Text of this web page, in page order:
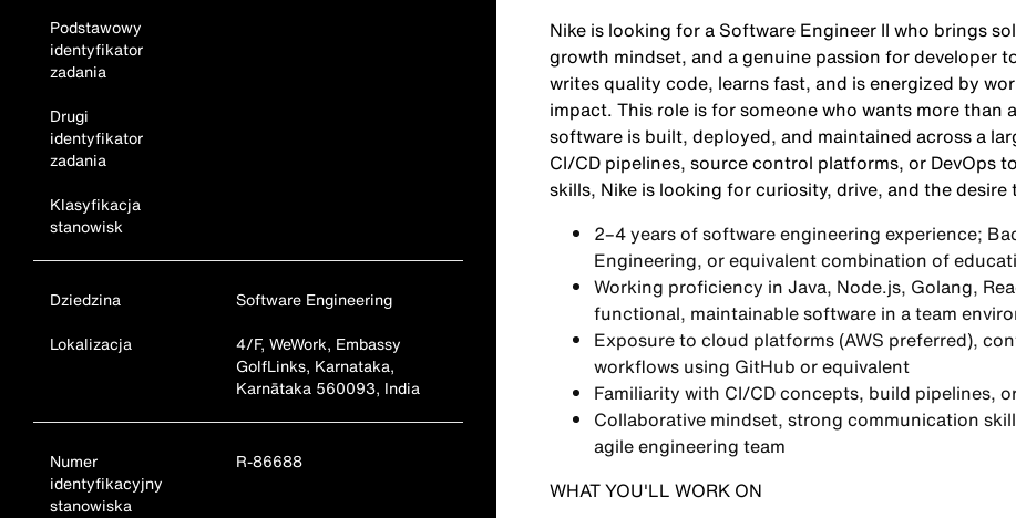
Podstawowy
identyfikator
zadania
Drugi
identyfikator
zadania
Klasyfikacja
stanowisk
Dziedzina
Software Engineering
Lokalizacja
4/F, WeWork, Embassy
GolfLinks, Karnataka,
Karnātaka 560093, India
Numer
identyfikacyjny
stanowiska
R-86688
Nike is looking for a Software Engineer II who brings
growth mindset, and a genuine passion for developer
writes quality code, learns fast, and is energized by
impact. This role is for someone who wants more
software is built, deployed, and maintained across a
CI/CD pipelines, source control platforms, or DevOps
skills, Nike is looking for curiosity, drive, and the
2–4 years of software engineering experience;
Engineering, or equivalent combination of
Working proficiency in Java, Node.js, Golang,
functional, maintainable software in a team
Exposure to cloud platforms (AWS preferred),
workflows using GitHub or equivalent
Familiarity with CI/CD concepts, build pipelines,
Collaborative mindset, strong communication
agile engineering team
WHAT YOU'LL WORK ON